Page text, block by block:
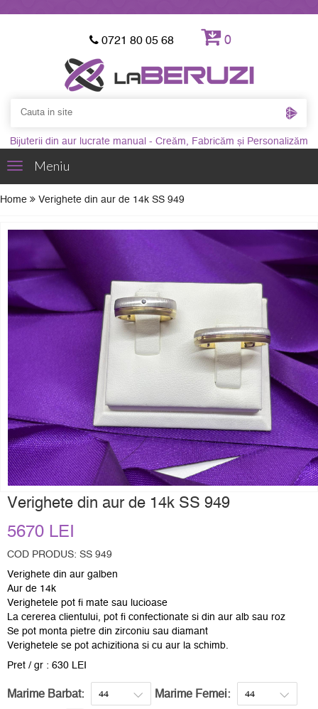
0721 80 05 68 0
Bijuterii din aur lucrate manual - Creăm, Fabricăm și Personalizăm
ToggleMeniu
Home Verighete din aur de 14k SS 949
Verighete din aur de 14k SS 949
5670 LEI
COD PRODUS: SS 949
Verighete din aur galben
Aur de 14k
Verighetele pot fi mate sau lucioase
La cererea clientului, pot fi confectionate si din aur alb sau roz
Se pot monta pietre din zirconiu sau diamant
Verighetele se pot achizitiona si cu aur la schimb.
Pret / gr : 630 LEI
Marime Barbat: Marime Femei: